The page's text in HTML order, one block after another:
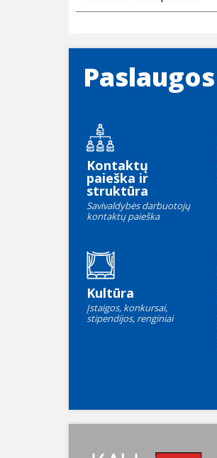
Paslaugos
Kontaktų
paieška ir
struktūra
Savivaldybės darbuotojų
kontaktų paieška
Kultūra
Įstaigos, konkursai,
stipendijos, renginiai